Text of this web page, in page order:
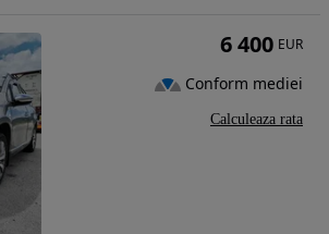
6 400 EUR
Conform mediei
Calculeaza rata